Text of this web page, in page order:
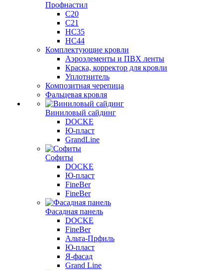
Профнастил
C20
C21
НС35
НС44
Комплектующие кровли
Аэроэлементы и ПВХ ленты
Краска, корректор для кровли
Уплотнитель
Композитная черепица
Фальцевая кровля
Виниловый сайдинг
DOCKE
Ю-пласт
GrandLine
Софиты
DOCKE
Ю-пласт
FineBer
FineBer
Фасадная панель
DOCKE
FineBer
Альта-Прфиль
Ю-пласт
Я-фасад
Grand Line